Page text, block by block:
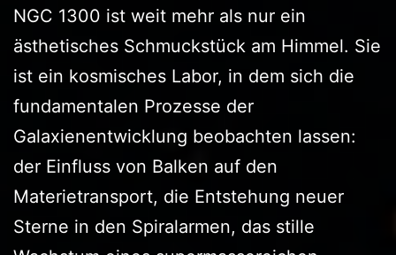
NGC 1300 ist weit mehr als nur ein
ästhetisches Schmuckstück am Himmel. Sie
ist ein kosmisches Labor, in dem sich die
fundamentalen Prozesse der
Galaxienentwicklung beobachten lassen:
der Einfluss von Balken auf den
Materietransport, die Entstehung neuer
Sterne in den Spiralarmen, das stille